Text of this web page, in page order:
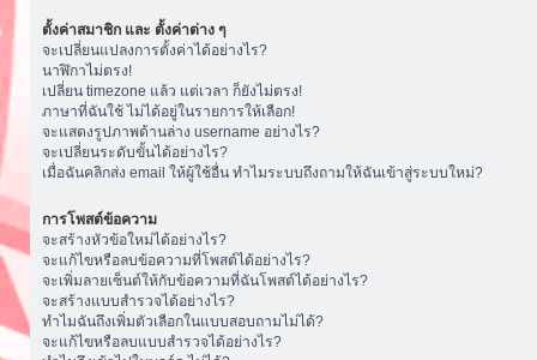
ตั้งค่าสมาชิก และ ตั้งค่าต่าง ๆ
จะเปลี่ยนแปลงการตั้งค่าได้อย่างไร?
นาฬิกาไม่ตรง!
เปลี่ยน timezone แล้ว แต่เวลา ก็ยังไม่ตรง!
ภาษาที่ฉันใช้ ไม่ได้อยู่ในรายการให้เลือก!
จะแสดงรูปภาพด้านล่าง username อย่างไร?
จะเปลี่ยนระดับขั้นได้อย่างไร?
เมื่อฉันคลิกส่ง email ให้ผู้ใช้อื่น ทำไมระบบถึงถามให้ฉันเข้าสู่ระบบใหม่?
การโพสต์ข้อความ
จะสร้างหัวข้อใหม่ได้อย่างไร?
จะแก้ไขหรือลบข้อความที่โพสต์ได้อย่างไร?
จะเพิ่มลายเซ็นต์ให้กับข้อความที่ฉันโพสต์ได้อย่างไร?
จะสร้างแบบสำรวจได้อย่างไร?
ทำไมฉันถึงเพิ่มตัวเลือกในแบบสอบถามไม่ได้?
จะแก้ไขหรือลบแบบสำรวจได้อย่างไร?